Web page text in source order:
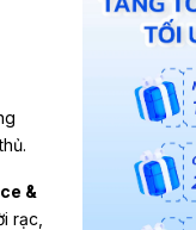
&
rạc,